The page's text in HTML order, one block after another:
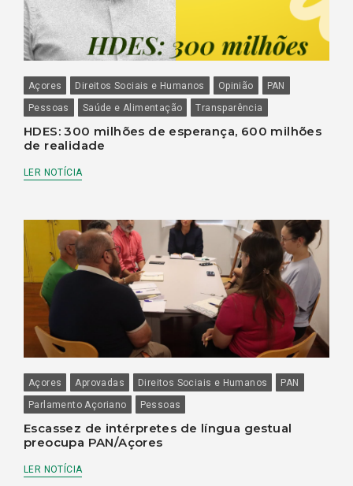
Açores Direitos Sociais e Humanos Opinião
PAN
Pessoas
Saúde e Alimentação Transparência
HDES: 300 milhões de esperança, 600 milhões
de realidade
LER NOTÍCIA
Açores Aprovadas Direitos Sociais e Humanos
PAN
Parlamento Açoriano
Pessoas
Escassez de intérpretes de língua gestual
preocupa PAN/Açores
LER NOTÍCIA